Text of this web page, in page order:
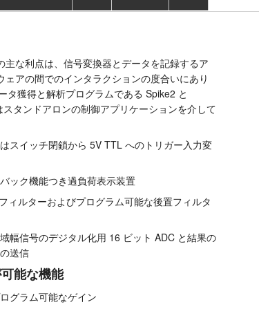
主な利点は、信号変換器とデータを記録するア
ェアの間でのインタラクションの度合いにあり
タ獲得と解析プログラムである Spike2 と
タンドアロンの制御アプリケーションを介して
スイッチ閉鎖から 5V TTL へのトリガー入力変
ック機能つき過負荷表示装置
ィルターおよびプログラム可能な後置フィルタ
幅信号のデジタル化用 16 ビット ADC と結果の
送信
能な機能
グラム可能なゲイン